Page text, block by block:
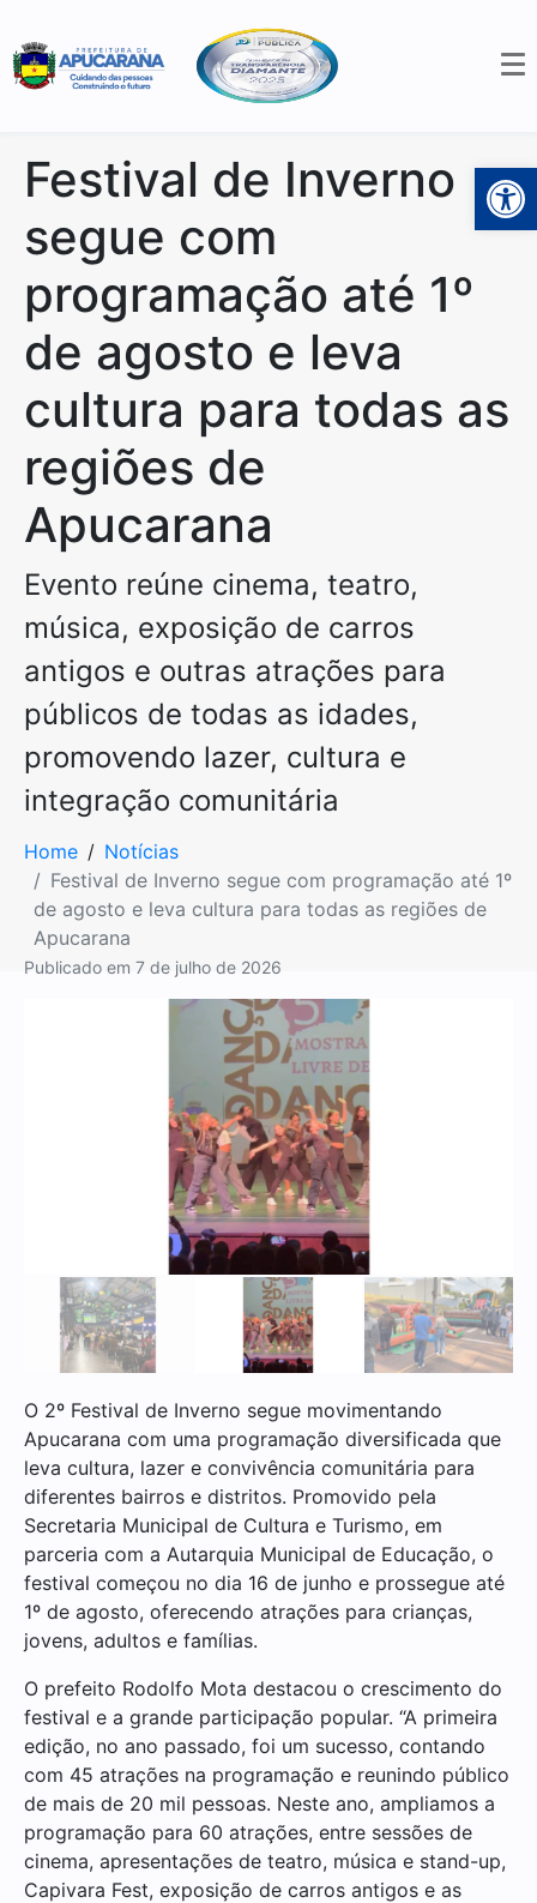
Festival de Inverno
segue com
programação até 1º
de agosto e leva
cultura para todas as
regiões de
Apucarana
Evento reúne cinema, teatro,
música, exposição de carros
antigos e outras atrações para
públicos de todas as idades,
promovendo lazer, cultura e
integração comunitária
Home
Notícias
Festival de Inverno segue com programação até 1º
de agosto e leva cultura para todas as regiões de
Apucarana
Publicado em 7 de julho de 2026
O 2º Festival de Inverno segue movimentando
Apucarana com uma programação diversificada que
leva cultura, lazer e convivência comunitária para
diferentes bairros e distritos. Promovido pela
Secretaria Municipal de Cultura e Turismo, em
parceria com a Autarquia Municipal de Educação, o
festival começou no dia 16 de junho e prossegue até
1º de agosto, oferecendo atrações para crianças,
jovens, adultos e famílias.
O prefeito Rodolfo Mota destacou o crescimento do
festival e a grande participação popular. “A primeira
edição, no ano passado, foi um sucesso, contando
com 45 atrações na programação e reunindo público
de mais de 20 mil pessoas. Neste ano, ampliamos a
programação para 60 atrações, entre sessões de
cinema, apresentações de teatro, música e stand-up,
Capivara Fest, exposição de carros antigos e as